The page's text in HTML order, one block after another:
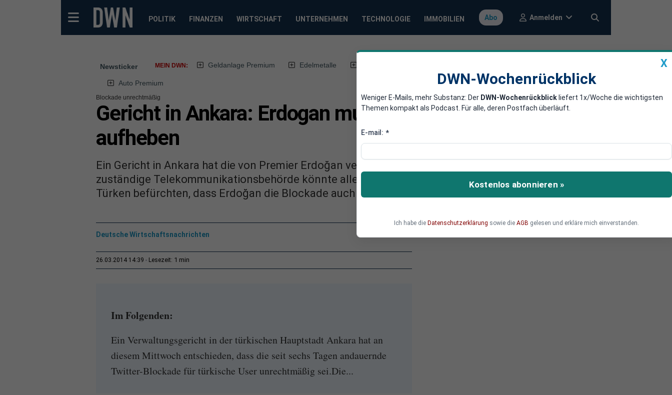
POLITIK FINANZEN WIRTSCHAFT UNTERNEHMEN TECHNOLOGIE IMMOBILIEN Abo Anmelden
Newsticker MEIN DWN: Geldanlage Premium Edelmetalle
Auto Premium
Blockade unrechtmäßig
Gericht in Ankara: Erdogan muss Twitter-Sperre
aufheben
Ein Gericht in Ankara hat die von Premier Erdoğan verhängte Twitter-Sperre aufgehoben. Die
zuständige Telekommunikationsbehörde könnte allerdings noch Widerspruch einlegen. Viele
Türken befürchten, dass Erdoğan die Blockade auch auf YouTube und Facebook ausweitet.
Deutsche Wirtschaftsnachrichten
26.03.2014 14:39 Lesezeit: 1 min
Im Folgenden:
Ein Verwaltungsgericht in der türkischen Hauptstadt Ankara hat an
diesem Mittwoch entschieden, dass die seit sechs Tagen andauernde
Twitter-Blockade für türkische User unrechtmäßig sei.Die...
X
DWN-Wochenrückblick
Weniger E-Mails, mehr Substanz: Der DWN-Wochenrückblick liefert 1x/Woche die wichtigsten
Themen kompakt als Podcast. Für alle, deren Postfach überläuft.
E-mail: *
Kostenlos abonnieren »
Ich habe die Datenschutzerklärung sowie die AGB gelesen und erkläre mich einverstanden.